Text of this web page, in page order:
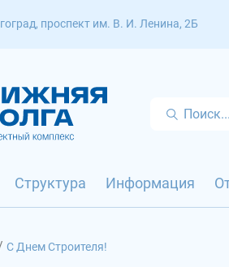
проспект им. В. И. Ленина, 2Б
Структура Информация
С Днем Строителя!